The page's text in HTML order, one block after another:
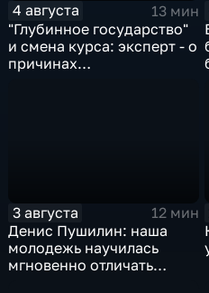
4 августа
13 мин
"Глубинное государство"
и смена курса: эксперт - о
причинах
3 августа
12 мин
Денис Пушилин: наша
молодежь научилась
мгновенно отличать